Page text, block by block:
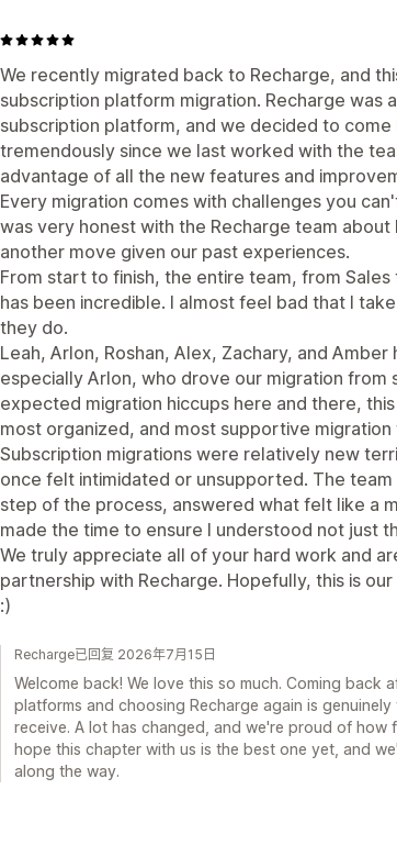
We recently migrated back to Recharge, and
subscription platform migration. Recharge was
subscription platform, and we decided to come
tremendously since we last worked with the
advantage of all the new features and
Every migration comes with challenges you
was very honest with the Recharge team about
another move given our past experiences.
From start to finish, the entire team, from
has been incredible. I almost feel bad that I
they do.
Leah, Arlon, Roshan, Alex, Zachary, and
especially Arlon, who drove our migration from
expected migration hiccups here and there,
most organized, and most supportive
Subscription migrations were relatively new
once felt intimidated or unsupported. The
step of the process, answered what felt like a
made the time to ensure I understood not just
We truly appreciate all of your hard work and
partnership with Recharge. Hopefully, this is
:)
Recharge已回复 2026年7月15日
Welcome back! We love this so much. Coming back
platforms and choosing Recharge again is
receive. A lot has changed, and we're proud of how
hope this chapter with us is the best one yet, and
along the way.